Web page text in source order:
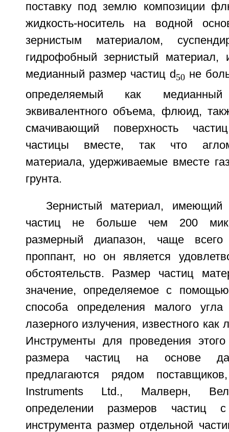
поставку под землю композиции
жидкость-носитель на водной
зернистым материалом,
гидрофобный зернистый
медианный размер частиц d 50не
определяемый как
эквивалентного объема, флюид,
смачивающий поверхность
частицы вместе, так что
материала, удерживаемые вместе
грунта.
Зернистый материал,
частиц не больше чем 200
размерный диапазон, чаще всего
проппант, но он является
обстоятельств. Размер частиц
значение, определяемое с помощью
способа определения малого угла
лазерного излучения, известного
Инструменты для проведения
размера частиц на основе
предлагаются рядом
Instruments Ltd., Малверн,
определении размеров частиц
инструмента размер отдельной